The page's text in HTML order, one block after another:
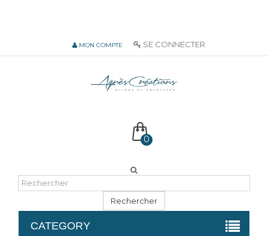
MON COMPTE SE CONNECTER
0
Rechercher
CATEGORY